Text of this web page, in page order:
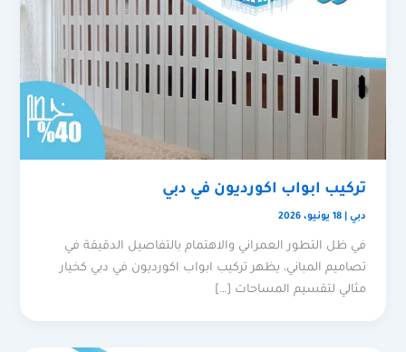
تركيب ابواب اكورديون في دبي
دبي |18 يونيو، 2026
في ظل التطور العمراني والاهتمام بالتفاصيل الدقيقة في
تصاميم المباني، يظهر تركيب ابواب اكورديون في دبي كخيار
مثالي لتقسيم المساحات […]